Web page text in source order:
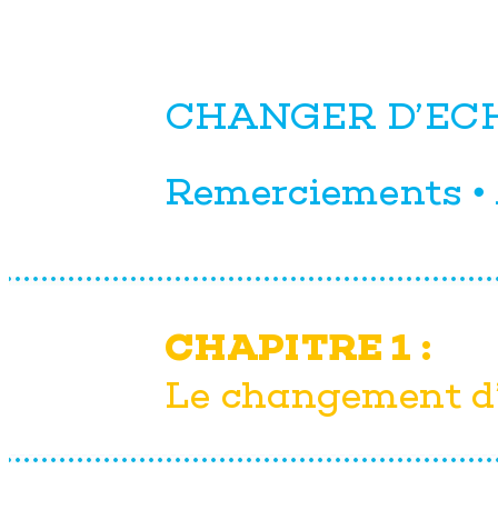
CHANGER D’EC
Remerciements 
CHAPITRE 1 :
Le changement d